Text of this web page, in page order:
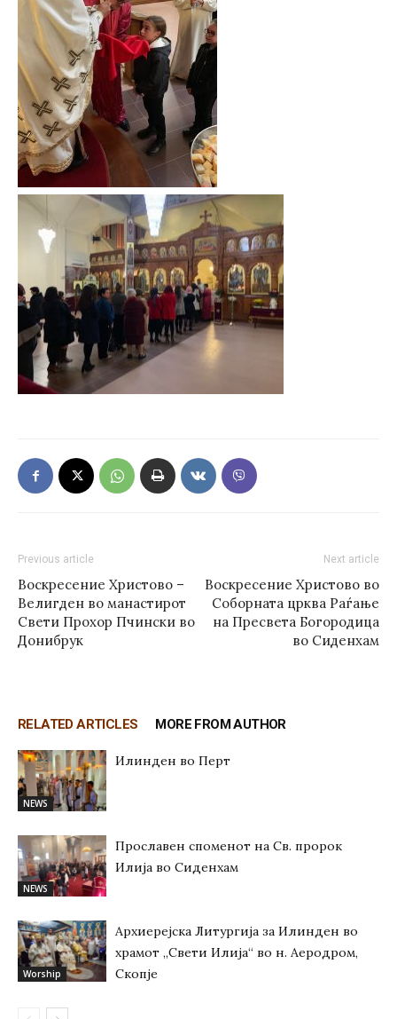
Previous article
Воскресение Христово –
Велигден во манастирот
Свети Прохор Пчински во
Донибрук
Next article
Воскресение Христово во
Соборната црква Раѓање
на Пресвета Богородица
во Сиденхам
RELATED ARTICLES MORE FROM AUTHOR
NEWS
Илинден во Перт
NEWS
Прославен споменот на Св. пророк
Илија во Сиденхам
Worship
Архиерејска Литургија за Илинден во
храмот „Свети Илија“ во н. Аеродром,
Скопје